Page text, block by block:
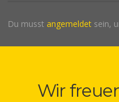
Du musst angemeldet sein,
Wir